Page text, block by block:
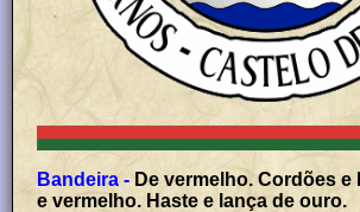
Bandeira - De vermelho. Cordões
e vermelho. Haste e lança de ouro.